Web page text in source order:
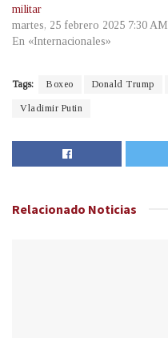
militar
martes, 25 febrero 2025 7:30 AM
En «Internacionales»
Tags: Boxeo Donald Trump
Vladimir Putin
Relacionado Noticias